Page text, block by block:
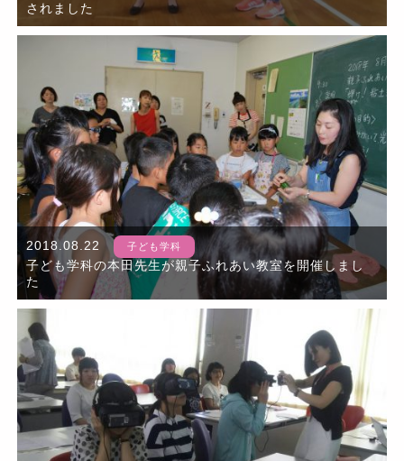
されました
2018.08.22 子ども学科
子ども学科の本田先生が親子ふれあい教室を開催しまし
た